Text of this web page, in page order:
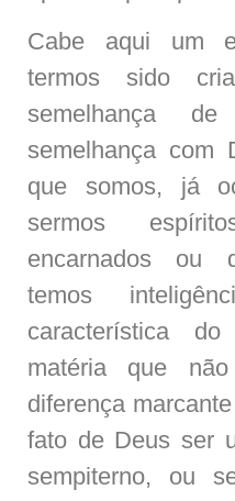
Cabe aqui um
termos sido
semelhança
semelhança com
que somos, já
sermos
encarnados ou
temos
característica
matéria que
diferença
fato de Deus ser
sempiterno, ou